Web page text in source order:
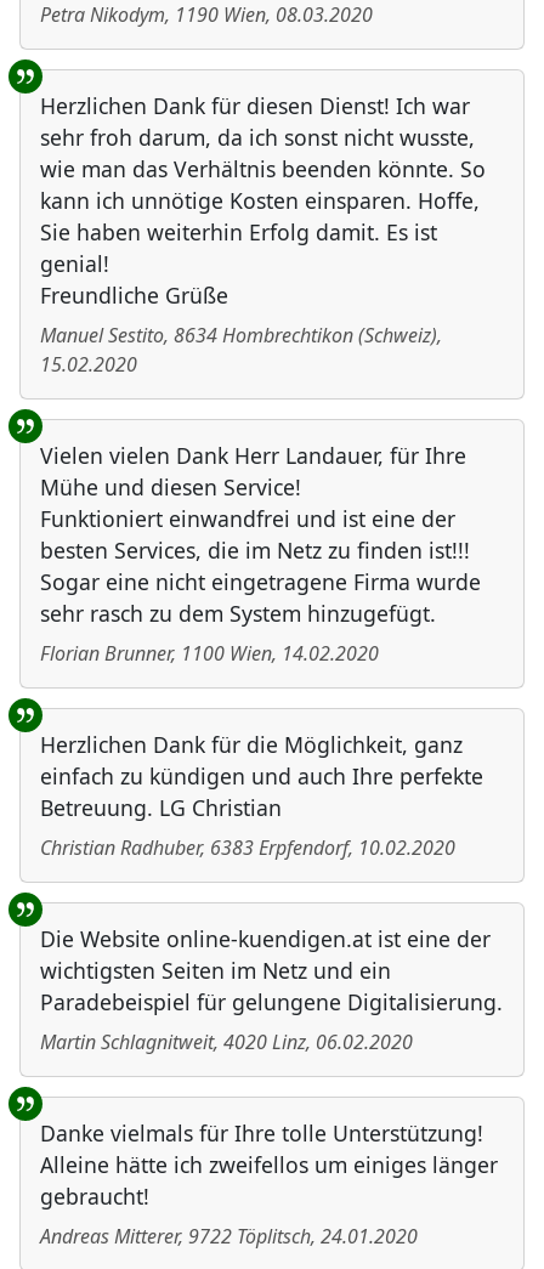
Petra Nikodym, 1190 Wien, 08.03.2020
Herzlichen Dank für diesen Dienst! Ich war
sehr froh darum, da ich sonst nicht wusste,
wie man das Verhältnis beenden könnte. So
kann ich unnötige Kosten einsparen. Hoffe,
Sie haben weiterhin Erfolg damit. Es ist
genial!
Freundliche Grüße
Manuel Sestito, 8634Hombrechtikon(Schweiz),
15.02.2020
Vielen vielen Dank Herr Landauer, für Ihre
Mühe und diesen Service!
Funktioniert einwandfrei und ist eine der
besten Services, die im Netz zu finden ist!!!
Sogar eine nicht eingetragene Firma wurde
sehr rasch zu dem System hinzugefügt.
Florian Brunner, 1100 Wien, 14.02.2020
Herzlichen Dank für die Möglichkeit, ganz
einfach zu kündigen und auch Ihre perfekte
Betreuung. LG Christian
Christian Radhuber, 6383Erpfendorf, 10.02.2020
Die Website online-kuendigen.at ist eine der
wichtigsten Seiten im Netz und ein
Paradebeispiel für gelungene Digitalisierung.
Martin Schlagnitweit, 4020Linz, 06.02.2020
Danke vielmals für Ihre tolle Unterstützung!
Alleine hätte ich zweifellos um einiges länger
gebraucht!
Andreas Mitterer, 9722 Töplitsch, 24.01.2020